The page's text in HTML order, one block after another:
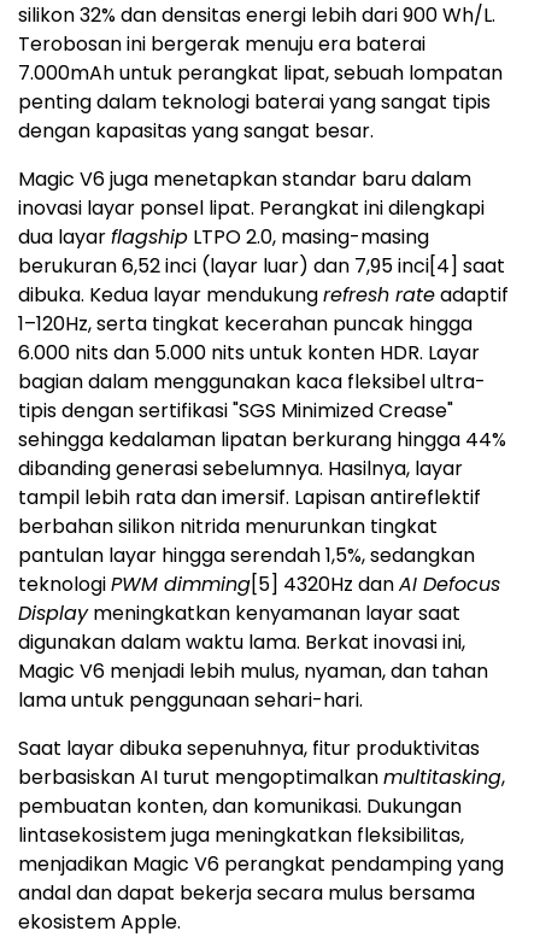
silikon 32% dan densitas energi lebih dari 900 Wh/L.
Terobosan ini bergerak menuju era baterai
7.000mAh untuk perangkat lipat, sebuah lompatan
penting dalam teknologi baterai yang sangat tipis
dengan kapasitas yang sangat besar.
Magic V6 juga menetapkan standar baru dalam
inovasi layar ponsel lipat. Perangkat ini dilengkapi
dua layarflagship LTPO 2.0, masing-masing
berukuran 6,52 inci (layar luar) dan 7,95 inci[4] saat
dibuka. Kedua layar mendukungrefresh rateadaptif
1–120Hz, serta tingkat kecerahan puncak hingga
6.000 nits dan 5.000 nits untuk konten HDR. Layar
bagian dalam menggunakan kaca fleksibel ultra-
tipis dengan sertifikasi "SGS Minimized Crease"
sehingga kedalaman lipatan berkurang hingga 44%
dibanding generasi sebelumnya. Hasilnya, layar
tampil lebih rata dan imersif. Lapisan antireflektif
berbahan silikon nitrida menurunkan tingkat
pantulan layar hingga serendah 1,5%, sedangkan
teknologiPWM dimming[5] 4320Hz danAI Defocus
Displaymeningkatkan kenyamanan layar saat
digunakan dalam waktu lama. Berkat inovasi ini,
Magic V6 menjadi lebih mulus, nyaman, dan tahan
lama untuk penggunaan sehari-hari.
Saat layar dibuka sepenuhnya, fitur produktivitas
berbasiskan AI turut mengoptimalkanmultitasking,
pembuatan konten, dan komunikasi. Dukungan
lintasekosistem juga meningkatkan fleksibilitas,
menjadikan Magic V6 perangkat pendamping yang
andal dan dapat bekerja secara mulus bersama
ekosistem Apple.